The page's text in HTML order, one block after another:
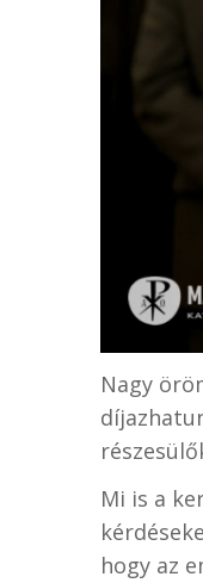
Nagy
Mi is a
hogy az